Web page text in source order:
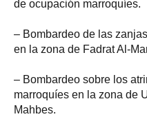
de ocupación marroquíes.
– Bombardeo de las
en la zona de Fadrat Al-
– Bombardeo sobre los
marroquíes en la zona de
Mahbes.